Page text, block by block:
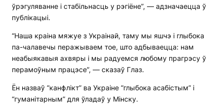
ўрэгуляванне і стабільнасць у рэгіёне”, — адзначаецца ў
публікацыі.
“Наша краіна мяжуе з Украінай, таму мы яшчэ і глыбока
па-чалавечы перажываем тое, што адбываецца: нам
неабыякавыя ахвяры і мы радуемся любому прагрэсу ў
перамоўным працэсе”, — сказаў Глаз.
Ён назваў “канфлікт” ва Украіне “глыбока асабістым” і
“гуманітарным” для ўладаў у Мінску.